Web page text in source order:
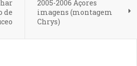
de
2005-2006 Açores
imagens (montagem
Chrys)